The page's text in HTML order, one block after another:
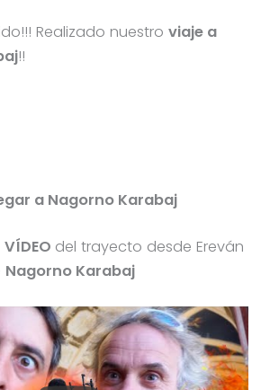
Realizado nuestro viaje a
!!
a Nagorno Karabaj
VÍDEO del trayecto desde Ereván
Nagorno Karabaj